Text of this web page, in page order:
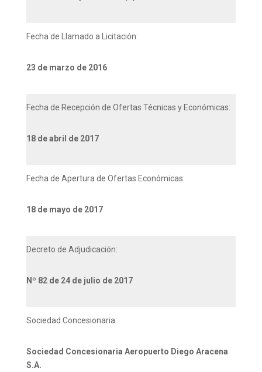
Fecha de Llamado a Licitación:
23 de marzo de 2016
Fecha de Recepción de Ofertas Técnicas y Económicas:
18 de abril de 2017
Fecha de Apertura de Ofertas Económicas:
18 de mayo de 2017
Decreto de Adjudicación:
Nº 82 de 24 de julio de 2017
Sociedad Concesionaria:
Sociedad Concesionaria Aeropuerto Diego Aracena
S.A.